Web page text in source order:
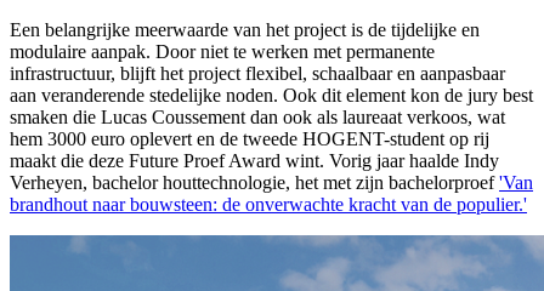
Een belangrijke meerwaarde van het project is de tijdelijke en
modulaire aanpak. Door niet te werken met permanente
infrastructuur, blijft het project flexibel, schaalbaar en aanpasbaar
aan veranderende stedelijke noden. Ook dit element kon de jury best
smaken die Lucas Coussement dan ook als laureaat verkoos, wat
hem 3000 euro oplevert en de tweede HOGENT-student op rij
maakt die deze Future Proef Award wint. Vorig jaar haalde Indy
Verheyen, bachelor houttechnologie, het met zijn bachelorproef'Van
brandhout naar bouwsteen: de onverwachte kracht van de populier.'